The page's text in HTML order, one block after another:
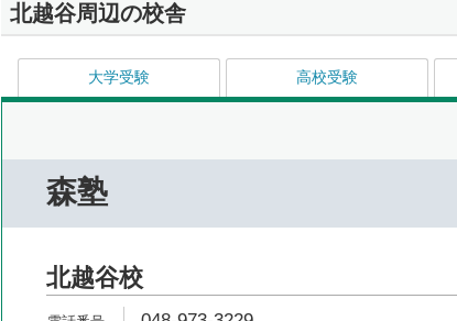
北越谷周辺の校舎
大学受験 高校受験
森塾
北越谷校